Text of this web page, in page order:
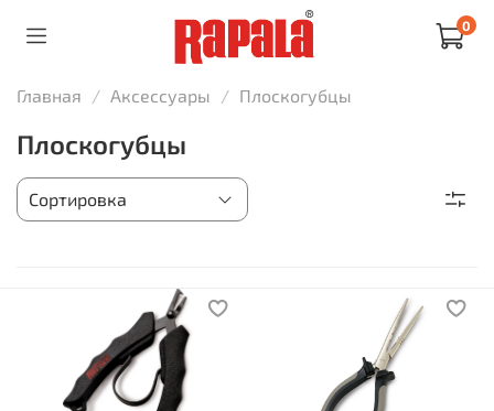
0
Главная Аксессуары Плоскогубцы
Плоскогубцы